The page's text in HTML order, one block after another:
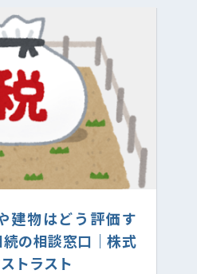
建物はどう評価す
の相談窓口｜株式
トラスト